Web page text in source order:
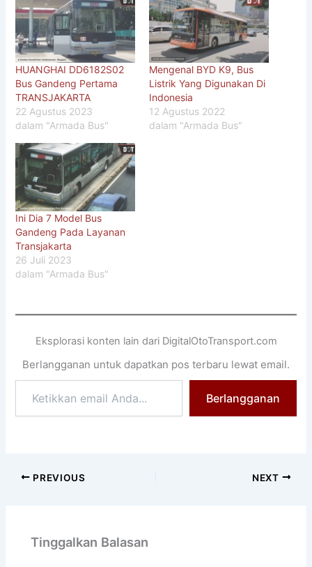
HUANGHAI DD6182S02
Bus Gandeng Pertama
TRANSJAKARTA
22 Agustus 2023
dalam "Armada Bus"
Mengenal BYD K9, Bus
Listrik Yang Digunakan Di
Indonesia
12 Agustus 2022
dalam "Armada Bus"
Ini Dia 7 Model Bus
Gandeng Pada Layanan
Transjakarta
26 Juli 2023
dalam "Armada Bus"
Eksplorasi konten lain dari DigitalOtoTransport.com
Berlangganan untuk dapatkan pos terbaru lewat email.
email
Anda...
Berlangganan
PREVIOUS NEXT
Tinggalkan Balasan